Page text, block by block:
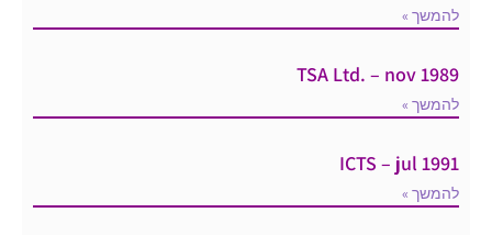
להמשך »
TSA Ltd. – nov 1989
להמשך »
ICTS – jul 1991
להמשך »